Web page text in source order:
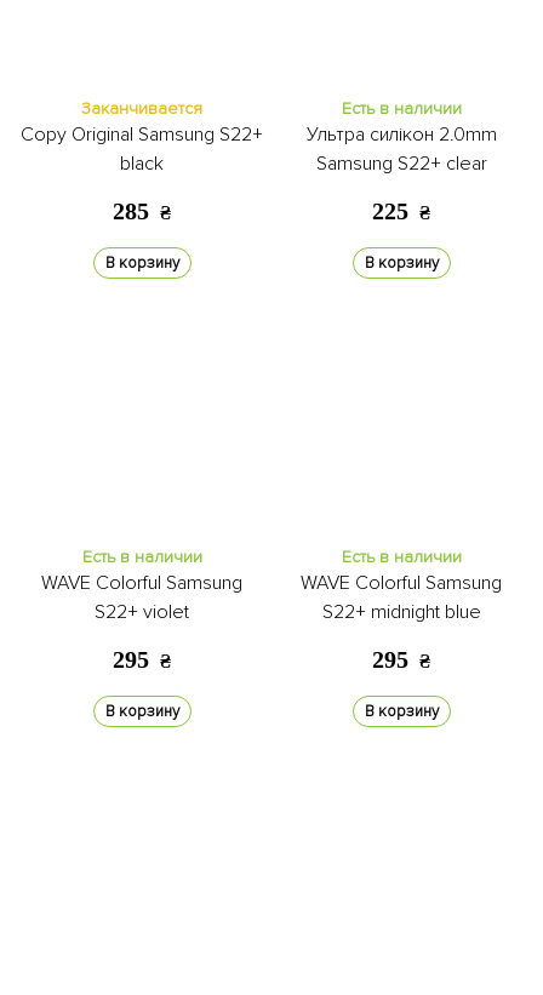
Заканчивается
Copy Original Samsung S22+
black
285 ₴
В корзину
Есть в наличии
Ультра силікон 2.0mm
Samsung S22+ clear
225 ₴
В корзину
Есть в наличии
WAVE Colorful Samsung
S22+ violet
295 ₴
В корзину
Есть в наличии
WAVE Colorful Samsung
S22+ midnight blue
295 ₴
В корзину